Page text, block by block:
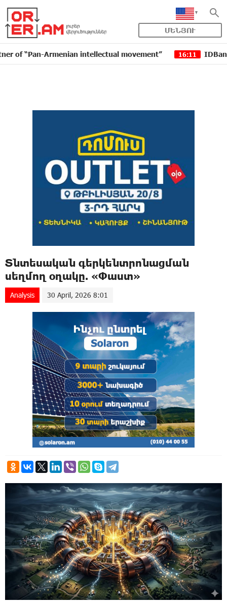
ՄԵՆՅՈՒ
intellectual movement” 16:11 IDBank issued
Տնտեսական գերկենտրոնացման
սեղմող օղակը. «Փաստ»
Analysis 30 April, 2026 8:01